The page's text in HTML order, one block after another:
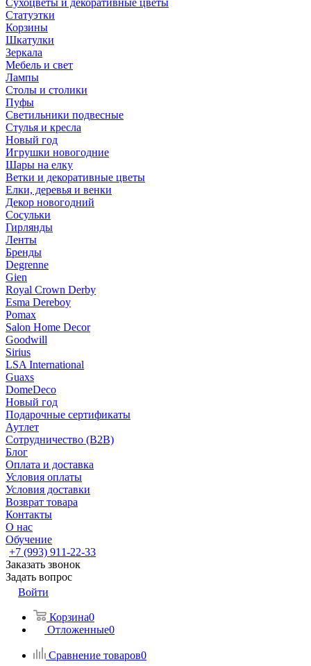
Сухоцветы и декоративные цветы
Статуэтки
Корзины
Шкатулки
Зеркала
Мебель и свет
Лампы
Столы и столики
Пуфы
Светильники подвесные
Стулья и кресла
Новый год
Игрушки новогодние
Шары на елку
Ветки и декоративные цветы
Елки, деревья и венки
Декор новогодний
Сосульки
Гирлянды
Ленты
Бренды
Degrenne
Gien
Royal Crown Derby
Esma Dereboy
Pomax
Salon Home Decor
Goodwill
Sirius
LSA International
Guaxs
DomeDeco
Новый год
Подарочные сертификаты
Аутлет
Сотрудничество (B2B)
Блог
Оплата и доставка
Условия оплаты
Условия доставки
Возврат товара
Контакты
О нас
Обучение
+7 (993) 911-22-33
Заказать звонок
Задать вопрос
Войти
Корзина0
Отложенные0
Сравнение товаров0